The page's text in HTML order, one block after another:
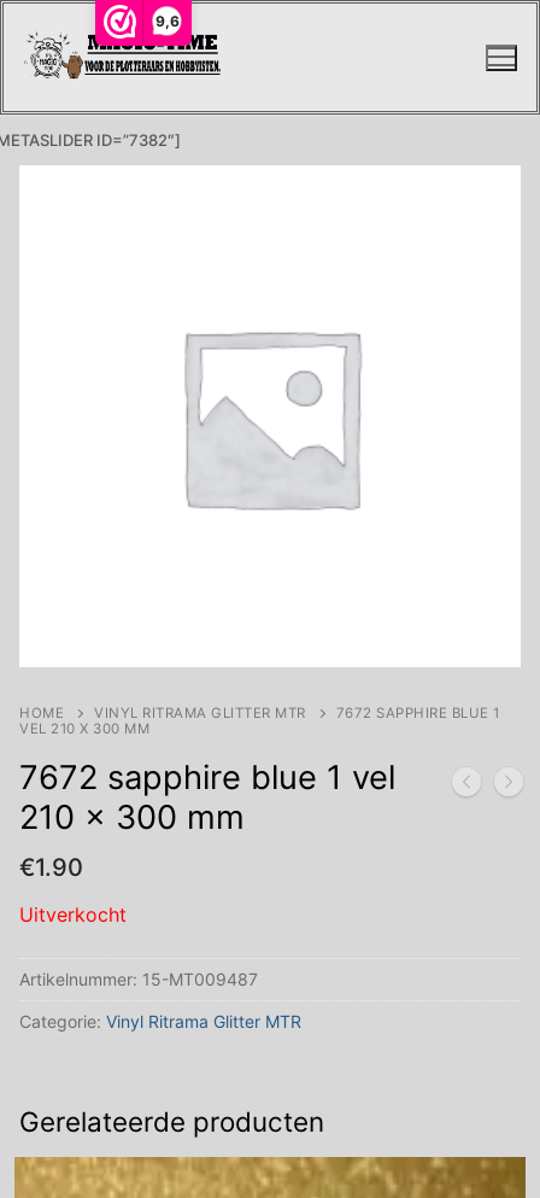
9,6
naar
ID=”7382″]
HOME VINYL RITRAMA GLITTER MTR
7672 SAPPHIRE BLUE 1
VEL 210 X 300 MM
7672 sapphire blue 1 vel
210 x 300 mm
€1.90
Uitverkocht
Artikelnummer: 15-MT009487
Categorie: Vinyl Ritrama Glitter MTR
Gerelateerde producten